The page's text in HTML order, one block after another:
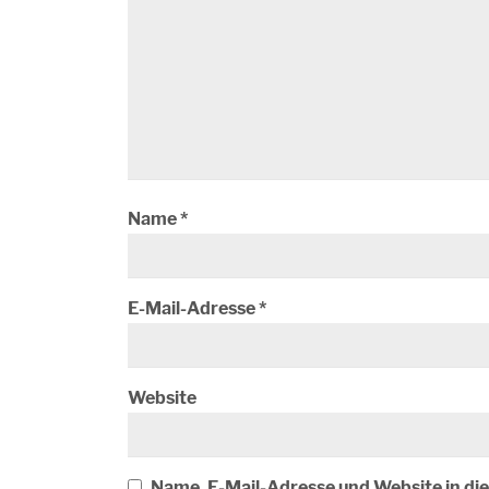
Name*
E-Mail-Adresse*
Website